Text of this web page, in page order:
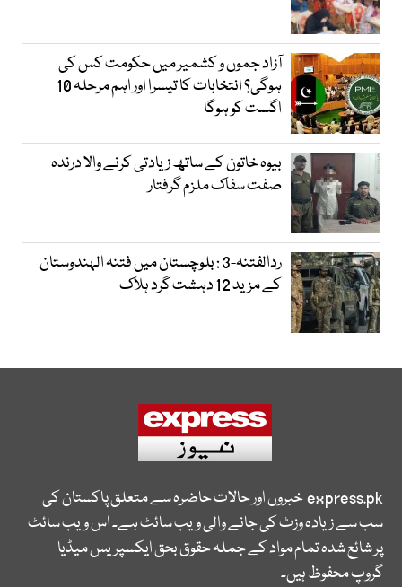
آزاد جموں و کشمیر میں حکومت کس کی
ہوگی؟ انتخابات کا تیسرا اور اہم مرحلہ 10
اگست کو ہوگا
بیوہ خاتون کے ساتھ زیادتی کرنے والا درندہ
صفت سفاک ملزم گرفتار
ردالفتنہ-3 : بلوچستان میں فتنہ الہندوستان
کے مزید 12 دہشت گرد ہلاک
express.pkخبروں اور حالات حاضرہ سے متعلق پاکستان کی
سب سے زیادہ وزٹ کی جانے والی ویب سائٹ ہے۔ اس ویب سائٹ
پر شائع شدہ تمام مواد کے جملہ حقوق بحق ایکسپریس میڈیا
گروپ محفوظ ہیں۔